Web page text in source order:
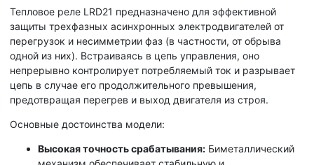
Тепловое реле LRD21 предназначено для эффективной
защиты трехфазных асинхронных электродвигателей от
перегрузок и несимметрии фаз (в частности, от обрыва
одной из них). Встраиваясь в цепь управления, оно
непрерывно контролирует потребляемый ток и разрывает
цепь в случае его продолжительного превышения,
предотвращая перегрев и выход двигателя из строя.
Основные достоинства модели:
Высокая точность срабатывания: Биметаллический